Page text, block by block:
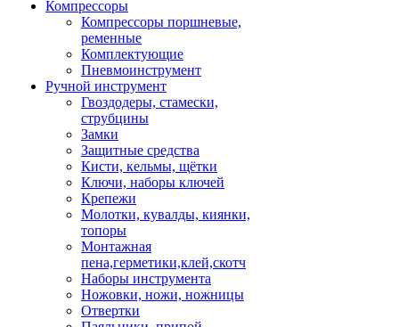
Компрессоры
Компрессоры поршневые,
ременные
Комплектующие
Пневмоинструмент
Ручной инструмент
Гвоздодеры, стамески,
струбцины
Замки
Защитные средства
Кисти, кельмы, щётки
Ключи, наборы ключей
Крепежи
Молотки, кувалды, киянки,
топоры
Монтажная
пена,герметики,клей,скотч
Наборы инструмента
Ножовки, ножи, ножницы
Отвертки